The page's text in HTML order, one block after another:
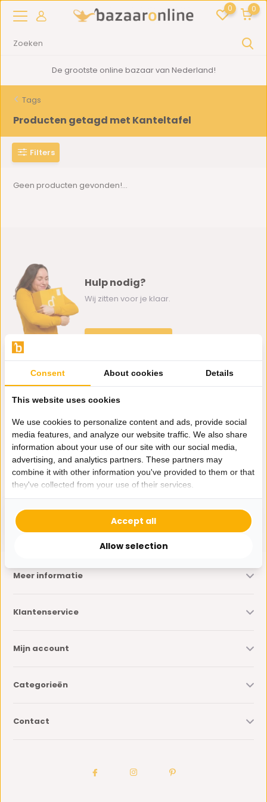
0 0
De grootste online bazaar van Nederland!
Tags
Producten getagd met Kanteltafel
Filters
Geen producten gevonden!...
Hulp nodig?
Wij zitten voor je klaar.
klantenservice@bazaaronline.nl
Ontvang de nieuwste aanbiedingen en promoties. We zullen
je niet spammen, beloofd.
* Lees hier de wettelijke beperkingen
Meer informatie
Klantenservice
Mijn account
Categorieën
Contact
Consent About cookies Details
This website uses cookies
We use cookies to personalize content and ads, provide social
media features, and analyze our website traffic. We also share
information about your use of our site with our social media,
advertising, and analytics partners. These partners may
combine it with other information you've provided to them or that
they've collected from your use of their services.
Allow selection
Accept all